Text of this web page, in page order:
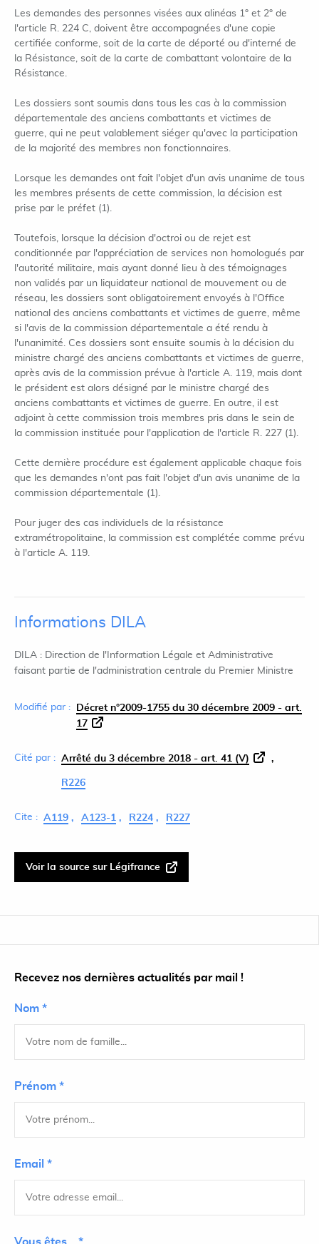
Les demandes des personnes visées aux alinéas 1° et 2° de
l'article R. 224 C, doivent être accompagnées d'une copie
certifiée conforme, soit de la carte de déporté ou d'interné de
la Résistance, soit de la carte de combattant volontaire de la
Résistance.
Les dossiers sont soumis dans tous les cas à la commission
départementale des anciens combattants et victimes de
guerre, qui ne peut valablement siéger qu'avec la participation
de la majorité des membres non fonctionnaires.
Lorsque les demandes ont fait l'objet d'un avis unanime de tous
les membres présents de cette commission, la décision est
prise par le préfet (1).
Toutefois, lorsque la décision d'octroi ou de rejet est
conditionnée par l'appréciation de services non homologués par
l'autorité militaire, mais ayant donné lieu à des témoignages
non validés par un liquidateur national de mouvement ou de
réseau, les dossiers sont obligatoirement envoyés à l'Office
national des anciens combattants et victimes de guerre, même
si l'avis de la commission départementale a été rendu à
l'unanimité. Ces dossiers sont ensuite soumis à la décision du
ministre chargé des anciens combattants et victimes de guerre,
après avis de la commission prévue à l'article A. 119, mais dont
le président est alors désigné par le ministre chargé des
anciens combattants et victimes de guerre. En outre, il est
adjoint à cette commission trois membres pris dans le sein de
la commission instituée pour l'application de l'article R. 227 (1).
Cette dernière procédure est également applicable chaque fois
que les demandes n'ont pas fait l'objet d'un avis unanime de la
commission départementale (1).
Pour juger des cas individuels de la résistance
extramétropolitaine, la commission est complétée comme prévu
à l'article A. 119.
Informations DILA
DILA : Direction de l'Information Légale et Administrative
faisant partie de l'administration centrale du Premier Ministre
Modifié par :
Décret n°2009-1755 du 30 décembre 2009 - art.
17
Cité par : Arrêté du 3 décembre 2018 - art. 41 (V)
R226
Cite : A119 A123-1 R224 R227
Voir la source sur Légifrance
Recevez nos dernières actualités par mail !
Nom *
Prénom *
Email *